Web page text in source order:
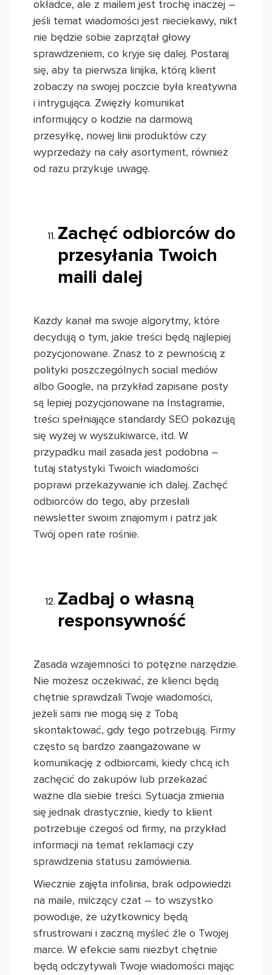
okładce, ale z mailem jest trochę inaczej –
jeśli temat wiadomości jest nieciekawy, nikt
nie będzie sobie zaprzątał głowy
sprawdzeniem, co kryje się dalej. Postaraj
się, aby ta pierwsza linijka, którą klient
zobaczy na swojej poczcie była kreatywna
i intrygująca. Zwięzły komunikat
informujący o kodzie na darmową
przesyłkę, nowej linii produktów czy
wyprzedaży na cały asortyment, również
od razu przykuje uwagę.
Zachęć odbiorców do
przesyłania Twoich
maili dalej
Każdy kanał ma swoje algorytmy, które
decydują o tym, jakie treści będą najlepiej
pozycjonowane. Znasz to z pewnością z
polityki poszczególnych social mediów
albo Google, na przykład zapisane posty
są lepiej pozycjonowane na Instagramie,
treści spełniające standardy SEO pokazują
się wyżej w wyszukiwarce, itd. W
przypadku mail zasada jest podobna –
tutaj statystyki Twoich wiadomości
poprawi przekazywanie ich dalej. Zachęć
odbiorców do tego, aby przesłali
newsletter swoim znajomym i patrz jak
Twój open rate rośnie.
Zadbaj o własną
responsywność
Zasada wzajemności to potężne narzędzie.
Nie możesz oczekiwać, że klienci będą
chętnie sprawdzali Twoje wiadomości,
jeżeli sami nie mogą się z Tobą
skontaktować, gdy tego potrzebują. Firmy
często są bardzo zaangażowane w
komunikację z odbiorcami, kiedy chcą ich
zachęcić do zakupów lub przekazać
ważne dla siebie treści. Sytuacja zmienia
się jednak drastycznie, kiedy to klient
potrzebuje czegoś od firmy, na przykład
informacji na temat reklamacji czy
sprawdzenia statusu zamówienia.
Wiecznie zajęta infolinia, brak odpowiedzi
na maile, milczący czat – to wszystko
powoduje, że użytkownicy będą
sfrustrowani i zaczną myśleć źle o Twojej
marce. W efekcie sami niezbyt chętnie
będą odczytywali Twoje wiadomości mając